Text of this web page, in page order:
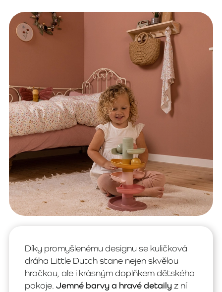
Díky promyšlenému designu se kuličková
dráha Little Dutch stane nejen skvělou
hračkou, ale i krásným doplňkem dětského
pokoje. Jemné barvy a hravé detaily z ní